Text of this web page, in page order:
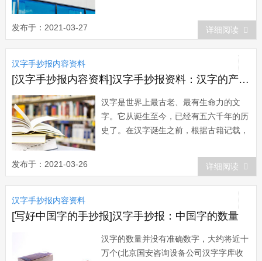
文字更打破了语言在时间上和空间上的限
制，将语言传送到远方，扩大了语言的交
际功用。有关汉字起源的说法繁多，有结
绳说、八卦说、河图洛书说、仓颉造字说
和图画说...
发布于：2021-03-27 详细阅读
汉字手抄报内容资料
[汉字手抄报内容资料]汉字手抄报资料：汉字的产生过程
汉字是世界上最古老、最有生命力的文
字。它从诞生至今，已经有五六千年的历
史了。在汉字诞生之前，根据古籍记载，
来帮助记忆、辅助交际的。上古的实物记
事，主要有结绳、结珠、讯木等。《周易
·系辞下》说：“上古结绳而治，后世圣人
发布于：2021-03-26 详细阅读
汉字手抄报内容资料
[写好中国字的手抄报]汉字手抄报：中国字的数量
汉字的数量并没有准确数字，大约将近十
万个(北京国安咨询设备公司汉字字库收